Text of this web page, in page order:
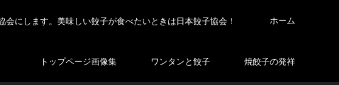
にします。美味しい餃子が食べたいときは日本餃子協会！ ホーム
トップページ画像集 ワンタンと餃子 焼餃子の発祥